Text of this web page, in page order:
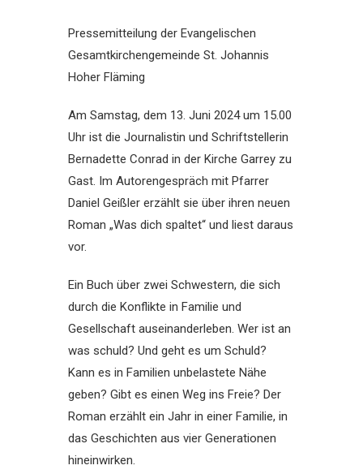
Pressemitteilung der Evangelischen
Gesamtkirchengemeinde St. Johannis
Hoher Fläming
Am Samstag, dem 13. Juni 2024 um 15.00
Uhr ist die Journalistin und Schriftstellerin
Bernadette Conrad in der Kirche Garrey zu
Gast. Im Autorengespräch mit Pfarrer
Daniel Geißler erzählt sie über ihren neuen
Roman „Was dich spaltet“ und liest daraus
vor.
Ein Buch über zwei Schwestern, die sich
durch die Konflikte in Familie und
Gesellschaft auseinanderleben. Wer ist an
was schuld? Und geht es um Schuld?
Kann es in Familien unbelastete Nähe
geben? Gibt es einen Weg ins Freie? Der
Roman erzählt ein Jahr in einer Familie, in
das Geschichten aus vier Generationen
hineinwirken.